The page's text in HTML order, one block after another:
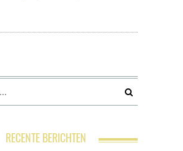
RECENTE BERICHTEN